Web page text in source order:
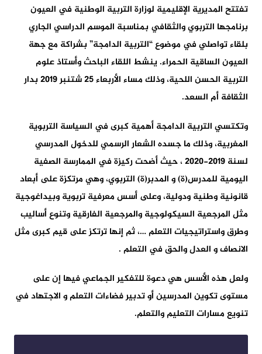
تفتتح المديرية الإقليمية لوزارة التربية الوطنية في العيون
برنامجها التربوي والثقافي بمناسبة الموسم الدراسي الجاري
بلقاء تواصلي في موضوع “التربية الدامجة” بشراكة مع جهة
العيون الساقية الحمراء. ينشط اللقاء الباحث وأستاذ علوم
التربية الحسن اللحية، وذلك مساء الأربعاء 25 شتنبر 2019 بدار
الثقافة أم السعد.
وتكتسي التربية الدامجة أهمية كبرى في السياسة التربوية
المغربية، وذلك ما جسده الشعار الرسمي للدخول المدرسي
لسنة 2019-2020 ، حيث أضحت ركيزة في الممارسة الصفية
اليومية للمدرس(ة) و المدبر(ة) التربوي، وهي مرتكزة على أبعاد
قانونية وطنية ودولية، وعلى أسس معرفية تربوية وبيداغوجية
مثل المرجعية السيكولوجية والمرجعية الفارقية وتنوع أساليب
وطرق واستراتيجيات التعلم …، ثم إنها ترتكز على قيم كبرى مثل
الانصاف و العدل والحق في التعلم .
ولعل هذه الأسس هي دعوة للتفكير الجماعي فيها إن على
مستوى تكوين المدرسين أو تدبير فضاءات التعلم و الاجتهاد في
تنويع مسارات التعليم والتعلم.